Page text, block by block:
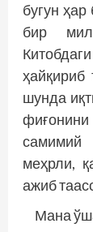
бугун
бир
шунда
самимий
меҳрли,
ажиб
Мана